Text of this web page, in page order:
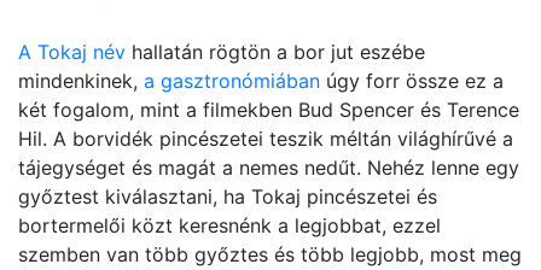
A Tokaj név hallatán rögtön a bor jut eszébe
mindenkinek, a gasztronómiában úgy forr össze ez a
két fogalom, mint a filmekben Bud Spencer és Terence
Hil. A borvidék pincészetei teszik méltán világhírűvé a
tájegységet és magát a nemes nedűt. Nehéz lenne egy
győztest kiválasztani, ha Tokaj pincészetei és
bortermelői közt keresnénk a legjobbat, ezzel
szemben van több győztes és több legjobb, most meg